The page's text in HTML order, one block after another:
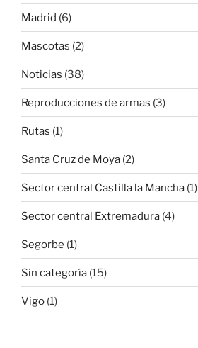
Madrid (6)
Mascotas (2)
Noticias (38)
Reproducciones de armas (3)
Rutas (1)
Santa Cruz de Moya (2)
Sector central Castilla la Mancha (1)
Sector central Extremadura (4)
Segorbe (1)
Sin categoría (15)
Vigo (1)